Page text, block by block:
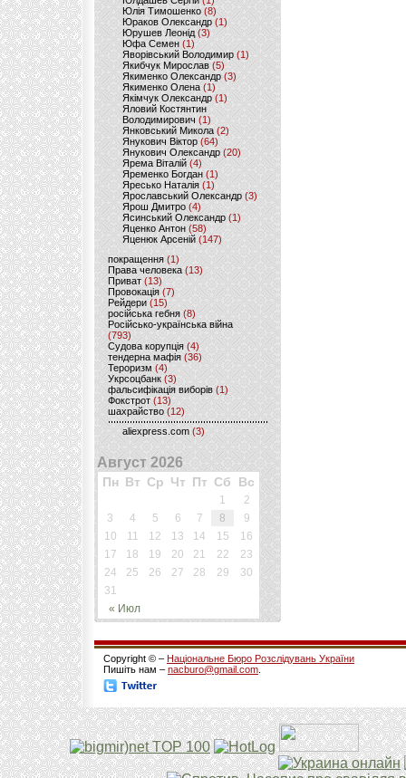
Юлія Тимошенко (8)
Юраков Олександр (1)
Юрушев Леонід (3)
Юфа Семен (1)
Яворівський Володимир (1)
Якибчук Мирослав (5)
Якименко Олександр (3)
Якименко Олена(1)
Якімчук Олександр (1)
Яловий Костянтин
Володимирович (1)
Янковський Микола(2)
Янукович Віктор (64)
Янукович Олександр(20)
Ярема Віталій(4)
Яременко Богдан(1)
Яресько Наталія(1)
Ярославський Олександр (3)
Ярош Дмитро (4)
Ясинський Олександр (1)
Яценко Антон(58)
Яценюк Арсеній (147)
покращення (1)
Права человека(13)
Приват (13)
Провокація (7)
Рейдери (15)
російська гебня (8)
Російсько-українська війна
(793)
Судова корупція (4)
тендерна мафія (36)
Тероризм (4)
Укрсоцбанк (3)
фальсифікація виборів (1)
Фокстрот(13)
шахрайство (12)
aliexpress.com (3)
Август 2026
Пн Вт Ср Чт Пт Сб Вс
« Июл
1
2
3
4 5 6 7 8
9
10
11 12 13 14 15
16
17
18 19 20 21 22
23
24
25 26 27 28 29
30
31
Copyright © – Національне Бюро Розслідувань України
Пишіть нам – nacburo@gmail.com